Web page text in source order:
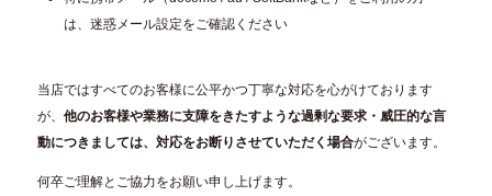
は、迷惑メール設定をご確認ください
当店ではすべてのお客様に公平かつ丁寧な対応を心がけております
が、他のお客様や業務に支障をきたすような過剰な要求・威圧的な言
動につきましては、対応をお断りさせていただく場合がございます。
何卒ご理解とご協力をお願い申し上げます。